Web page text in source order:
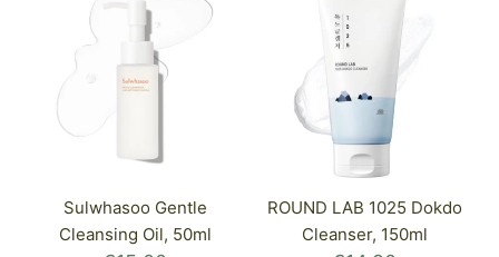
Sulwhasoo Gentle
Cleansing Oil, 50ml
ROUND LAB 1025 Dokdo
Cleanser, 150ml